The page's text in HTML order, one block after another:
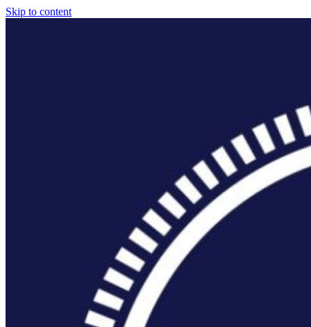
Skip to content